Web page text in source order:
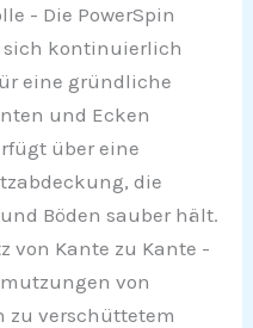
- Die PowerSpin
kontinuierlich
eine gründliche
und Ecken
über eine
die
Böden sauber hält.
von Kante zu Kante -
von
zu verschüttetem